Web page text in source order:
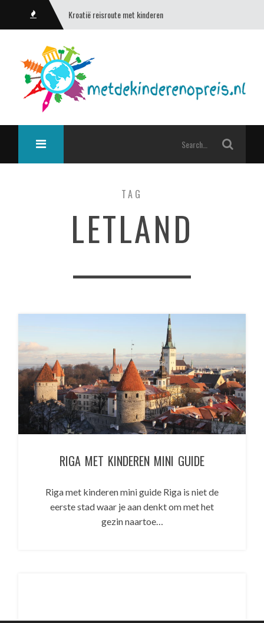
Kroatië reisroute met kinderen
TAG
LETLAND
RIGA MET KINDEREN MINI GUIDE
Riga met kinderen mini guide Riga is niet de
eerste stad waar je aan denkt om met het
gezin naartoe…